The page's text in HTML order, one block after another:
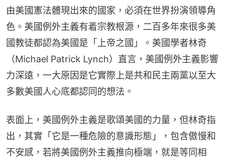
由美國憲法體現出來的國家，必須在世界扮演領導角
色。美國例外主義有着宗教根源，二百多年來很多美
國教徒都認為美國是「上帝之國」。美國學者林奇
（Michael Patrick Lynch）直言，美國例外主義影響
力深遠，一大原因是它實際上是共和民主兩黨以至大
多數美國人心底都認同的想法。
表面上，美國例外主義是歌頌美國的力量，但林奇指
出，其實「它是一種危險的意識形態」，包含傲慢和
不安感，若將美國例外主義推向極端，就是等同相